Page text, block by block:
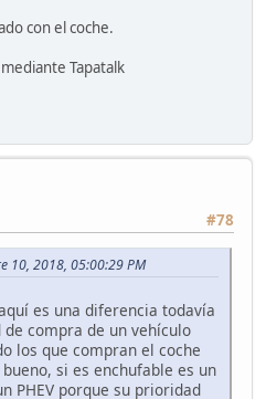
con el coche.
Tapatalk
#78
10, 2018, 05:00:29 PM
es una diferencia todavía
compra de un vehículo
los que compran el coche
si es enchufable es un
PHEV porque su prioridad